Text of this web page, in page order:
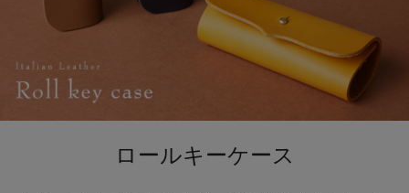
ロールキーケース